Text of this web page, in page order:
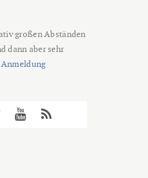
großen Abständen
dann aber sehr
Anmeldung